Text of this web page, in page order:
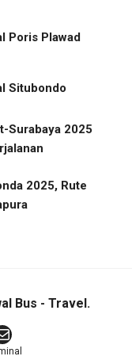
Poris Plawad
Situbondo
Surabaya 2025
2025, Rute
Bus - Travel.